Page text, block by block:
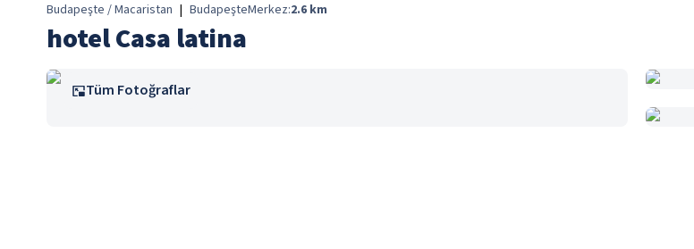
Budapeşte / Macaristan | BudapeşteMerkez:2.6 km
hotel Casa latina
Tüm Fotoğraflar